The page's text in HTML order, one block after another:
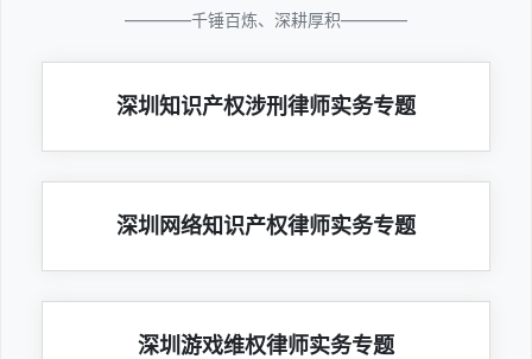
————千锤百炼、深耕厚积————
深圳知识产权涉刑律师实务专题
深圳网络知识产权律师实务专题
深圳游戏维权律师实务专题